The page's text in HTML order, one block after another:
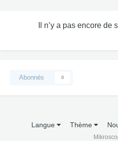
Il n’y a pas encore de
Abonnés 0
Langue Thème